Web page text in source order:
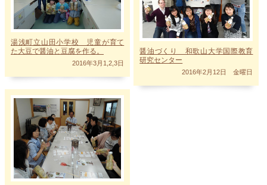
湯浅町立山田小学校 児童が育て
た大豆で醤油と豆腐を作る。
2016年3月1,2,3日
醤油づくり 和歌山大学国際教育
研究センター
2016年2月12日 金曜日